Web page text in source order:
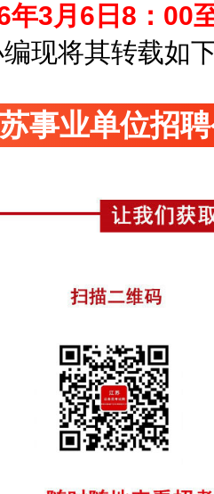
年3月6日8：00
现将其转载如
事业单位招